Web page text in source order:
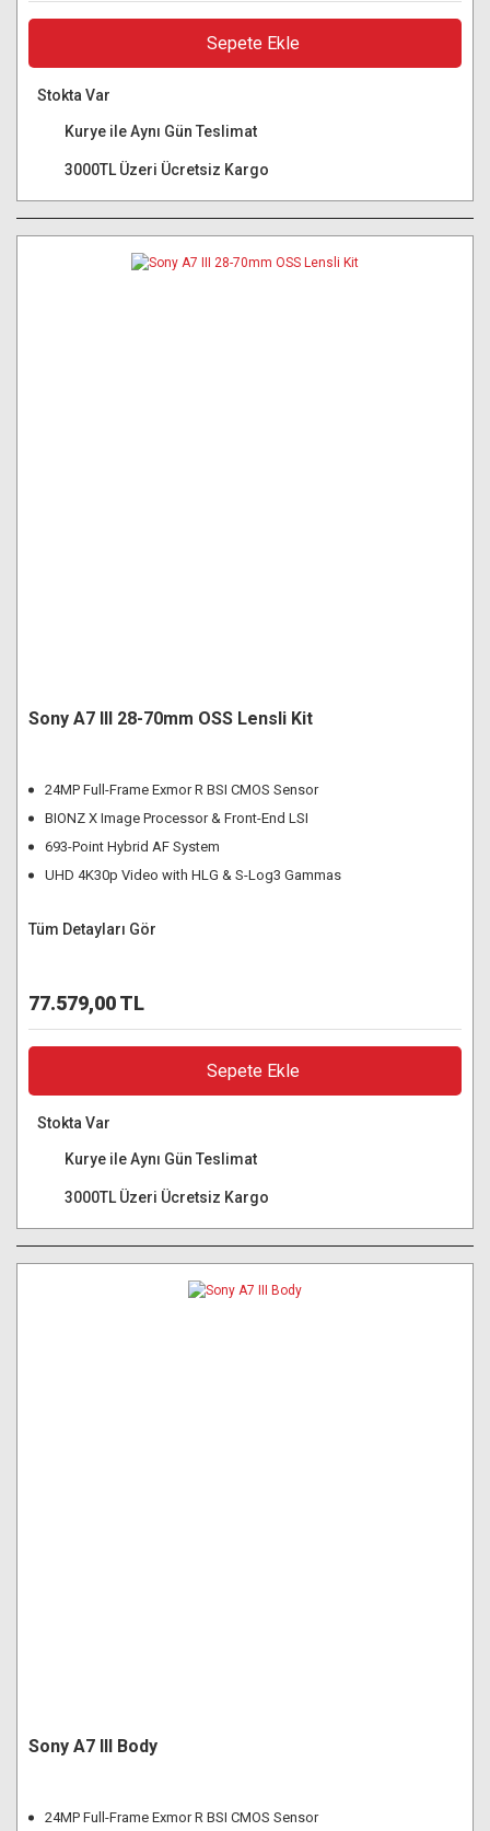
Sepete Ekle
Stokta Var
Kurye ile Aynı Gün Teslimat
3000TL Üzeri Ücretsiz Kargo
Sony A7 III 28-70mm OSS Lensli Kit
24MP Full-Frame Exmor R BSI CMOS Sensor
BIONZ X Image Processor & Front-End LSI
693-Point Hybrid AF System
UHD 4K30p Video with HLG & S-Log3 Gammas
Tüm Detayları Gör
77.579,00 TL
Sepete Ekle
Stokta Var
Kurye ile Aynı Gün Teslimat
3000TL Üzeri Ücretsiz Kargo
Sony A7 III Body
24MP Full-Frame Exmor R BSI CMOS Sensor